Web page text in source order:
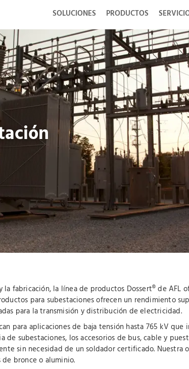
SOLUCIONES PRODUCTOS
fabricación, la línea de productos Dossert® de AFL
para subestaciones ofrecen un rendimiento
para la transmisión y distribución de electricidad.
para aplicaciones de baja tensión hasta 765 kV
subestaciones, los accesorios de bus, cable y
sin necesidad de un soldador certificado.
bronce o aluminio.